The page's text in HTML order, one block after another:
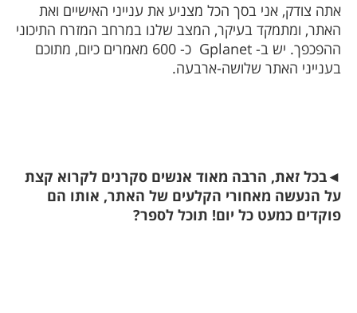
אתה צודק, אני בסך הכל מצניע את ענייני האישיים ואת
האתר, ומתמקד בעיקר, המצב שלנו במרחב המזרח התיכוני
ההפכפך. יש ב- Gplanet
כ- 600 מאמרים כיום, מתוכם
בענייני האתר שלושה-ארבעה.
◄בכל זאת, הרבה מאוד אנשים סקרנים לקרוא קצת
על הנעשה מאחורי הקלעים של האתר, אותו הם
פוקדים כמעט כל יום! תוכל לספר?